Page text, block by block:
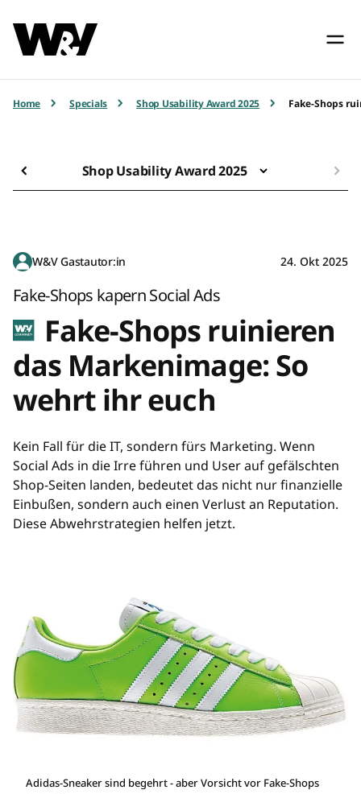
Home Specials Shop Usability Award 2025 Fake-Shops
Shop Usability Award 2025
W&V Gastautor:in 24. Okt 2025
Fake-Shops kapern Social Ads
Fake-Shops ruinieren
das Markenimage: So
wehrt ihr euch
Kein Fall für die IT, sondern fürs Marketing. Wenn
Social Ads in die Irre führen und User auf gefälschten
Shop-Seiten landen, bedeutet das nicht nur finanzielle
Einbußen, sondern auch einen Verlust an Reputation.
Diese Abwehrstrategien helfen jetzt.
Adidas-Sneaker sind begehrt - aber Vorsicht vor Fake-Shops